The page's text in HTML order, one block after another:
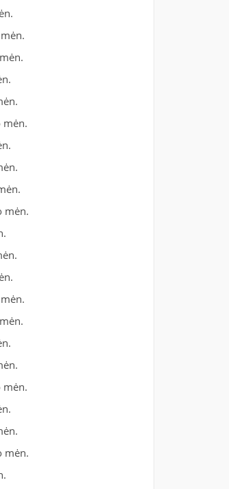
mėn.
mėn.
mėn.
mėn.